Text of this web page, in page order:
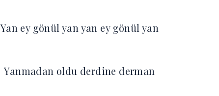
Yan ey gönül yan yan ey gönül yan
Yanmadan oldu derdine derman